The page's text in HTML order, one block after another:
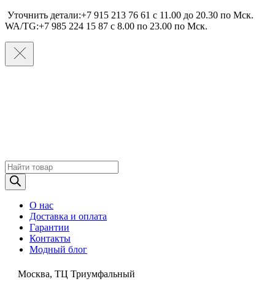
Уточнить детали:+7 915 213 76 61 c 11.00 до 20.30 по Мcк.
WA/TG:+7 985 224 15 87 c 8.00 по 23.00 по Мcк.
Поиск
товаров
О нас
Доставка и оплата
Гарантии
Контакты
Модный блог
Москва, ТЦ Триумфальный